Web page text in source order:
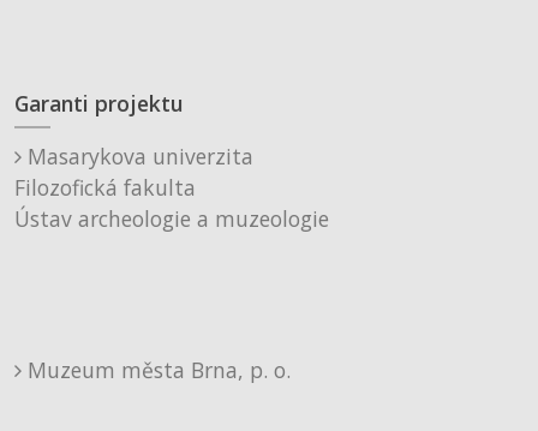
Garanti projektu
Masarykova univerzita
Filozofická fakulta
Ústav archeologie a muzeologie
Muzeum města Brna, p. o.